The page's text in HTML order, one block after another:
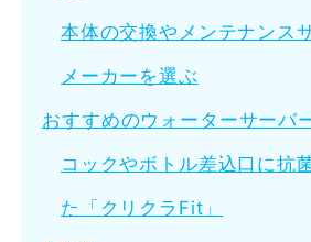
本体の交換やメンテナンス
メーカーを選ぶ
おすすめのウォーターサーバ
コックやボトル差込口に抗
た「クリクラFit」